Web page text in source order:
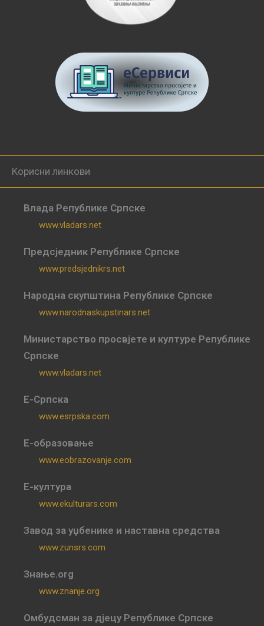
Корисни линкови
Влада Републике Српске
www.vladars.net
Предсједник Републике Српске
www.predsjednikrs.net
Народна скупштина Републике Српске
www.narodnaskupstinars.net
Министарство просвјете и културе Републике
Српске
www.vladars.net
Е-Српска
www.esrpska.com
Е-образовање
www.eobrazovanje.com
Е-култура
www.ekulturars.com
Завод за уџбенике и наставна средства
www.zunsrs.com
Знање.org
www.znanje.org
Омбудсман за дјецу Републике Српске